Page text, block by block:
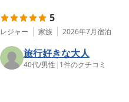
5
レジャー 家族 2026年7月宿泊
旅行好きな大人
40代/男性 | 1件のクチコミ